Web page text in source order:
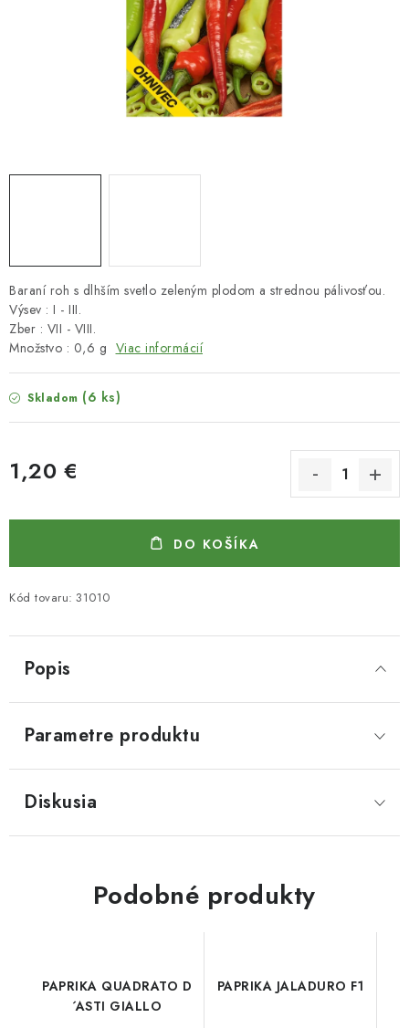
Podmienky ochrany osobných údajov
Baraní roh s dlhším svetlo zeleným plodom a strednou pálivosťou.
Výsev : I - III.
Zber : VII - VIII.
Množstvo : 0,6 g Viac informácií
Skladom (6 ks)
1,20 €
DO KOŠÍKA
Kód tovaru: 31010
Popis
Parametre produktu
Diskusia
Podobné produkty
PAPRIKA QUADRATO D
´ASTI GIALLO
PAPRIKA JALADURO F1